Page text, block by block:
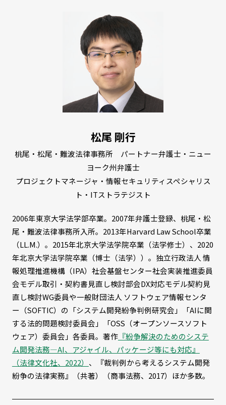
松尾 剛行
桃尾・松尾・難波法律事務所 パートナー弁護士・ニュー
ヨーク州弁護士
プロジェクトマネージャ・情報セキュリティスペシャリス
ト・ITストラテジスト
2006年東京大学法学部卒業。2007年弁護士登録、桃尾・松
尾・難波法律事務所入所。2013年Harvard Law School卒業
（LL.M.）。2015年北京大学法学院卒業（法学修士）、2020
年北京大学法学院卒業（博士（法学））。独立行政法人 情
報処理推進機構（IPA）社会基盤センター社会実装推進委員
会モデル取引・契約書見直し検討部会DX対応モデル契約見
直し検討WG委員や一般財団法人 ソフトウェア情報センタ
ー（SOFTIC）の「システム開発紛争判例研究会」「AIに関
する法的問題検討委員会」「OSS（オープンソースソフト
ウェア）委員会」各委員。著作『紛争解決のためのシステ
ム開発法務―AI、アジャイル、パッケージ等にも対応』
（法律文化社、2022） 、『裁判例から考えるシステム開発
紛争の法律実務』（共著）（商事法務、2017）ほか多数。